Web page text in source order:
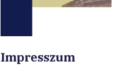
Impresszum